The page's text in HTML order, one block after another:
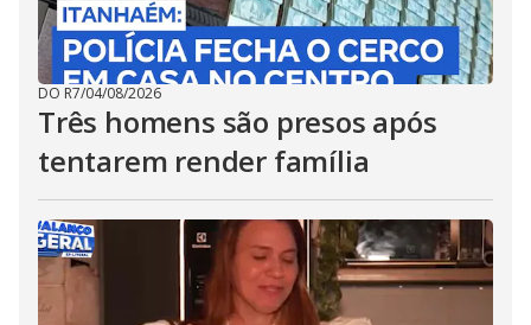
DO R7/04/08/2026
Três homens são presos após
tentarem render família